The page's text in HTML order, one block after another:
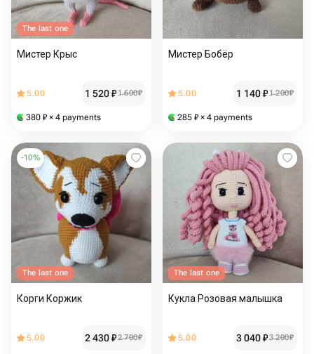
The last one
Мистер Крыс
5.00 1 520₽1 600₽
380 ₽ × 4 payments
Мистер Бобёр
5.00 1 140₽1 200₽
285 ₽ × 4 payments
-10%
The last one
Корги Коржик
5.00 2 430₽2 700₽
The last one
Кукла Розовая малышка
5.00 3 040₽3 200₽